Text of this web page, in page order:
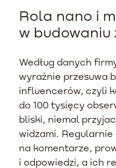
Rola nano i
w budowaniu
Według danych
wyraźnie przesuwa
influencerów, czyli
do 100 tysięcy
bliski, niemal
widzami.
na komentarze,
i odpowiedzi, a ich